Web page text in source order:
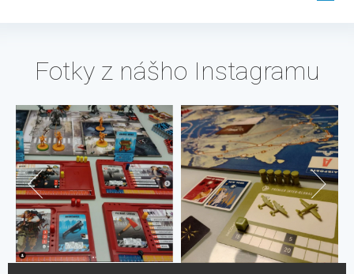
Fotky z nášho Instagramu